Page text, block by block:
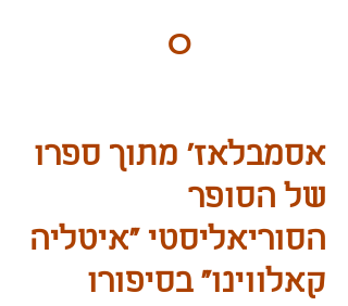
O
אסמבלאז׳ מתוך ספרו
של הסופר
הסוריאליסטי ״איטליה
קאלווינו״ בסיפורו